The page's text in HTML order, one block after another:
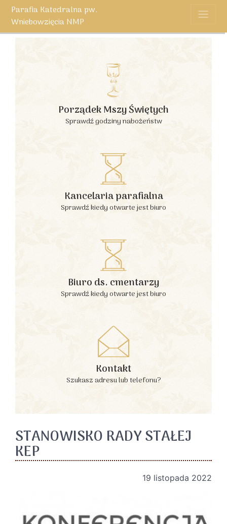
Parafia Katedralna pw.
Wniebowzięcia NMP
Porządek Mszy Świętych
Sprawdź godziny nabożeństw
Kancelaria parafialna
Sprawdź kiedy otwarte jest biuro
Biuro ds. cmentarzy
Sprawdź kiedy otwarte jest biuro
Kontakt
Szukasz adresu lub telefonu?
STANOWISKO RADY STAŁEJ
KEP
19 listopada 2022